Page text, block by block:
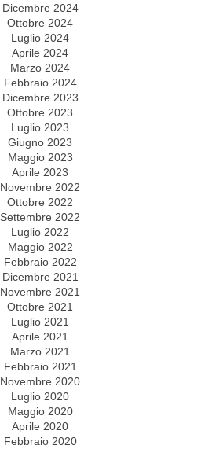
Dicembre 2024
Ottobre 2024
Luglio 2024
Aprile 2024
Marzo 2024
Febbraio 2024
Dicembre 2023
Ottobre 2023
Luglio 2023
Giugno 2023
Maggio 2023
Aprile 2023
Novembre 2022
Ottobre 2022
Settembre 2022
Luglio 2022
Maggio 2022
Febbraio 2022
Dicembre 2021
Novembre 2021
Ottobre 2021
Luglio 2021
Aprile 2021
Marzo 2021
Febbraio 2021
Novembre 2020
Luglio 2020
Maggio 2020
Aprile 2020
Febbraio 2020